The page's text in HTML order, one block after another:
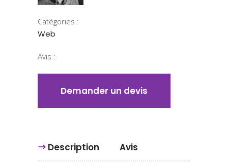
Catégories :
Web
Avis :
Demander un devis
Description Avis